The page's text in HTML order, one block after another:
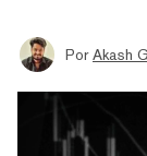
Por Akash